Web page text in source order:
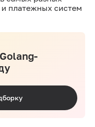
платежных систем